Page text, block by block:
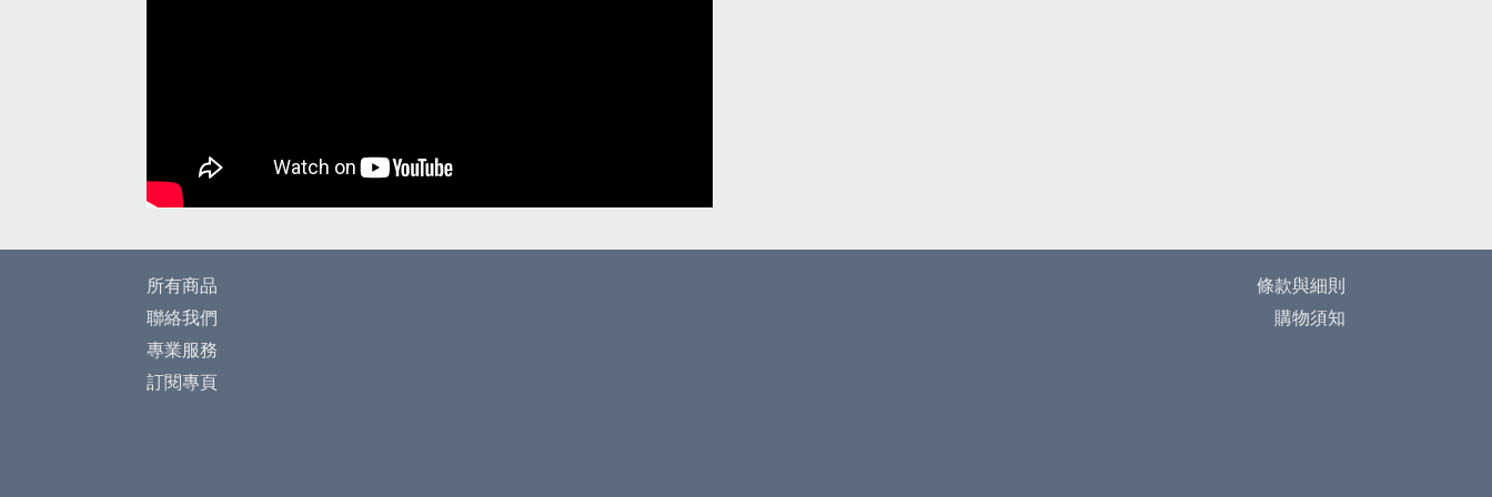
所有商品
聯絡我們
專業服務
訂閱專頁
條款與細則
購物須知